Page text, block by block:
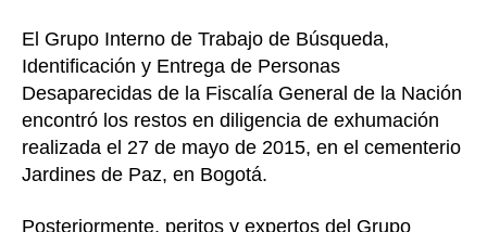
El Grupo Interno de Trabajo de Búsqueda,
Identificación y Entrega de Personas
Desaparecidas de la Fiscalía General de la Nación
encontró los restos en diligencia de exhumación
realizada el 27 de mayo de 2015, en el cementerio
Jardines de Paz, en Bogotá.
Posteriormente, peritos y expertos del Grupo